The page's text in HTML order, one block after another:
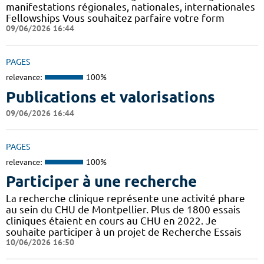
manifestations régionales, nationales, internationales
Fellowships Vous souhaitez parfaire votre form
09/06/2026 16:44
PAGES
relevance: 100%
Publications et valorisations
09/06/2026 16:44
PAGES
relevance: 100%
Participer à une recherche
La recherche clinique représente une activité phare
au sein du CHU de Montpellier. Plus de 1800 essais
cliniques étaient en cours au CHU en 2022. Je
souhaite participer à un projet de Recherche Essais
10/06/2026 16:50